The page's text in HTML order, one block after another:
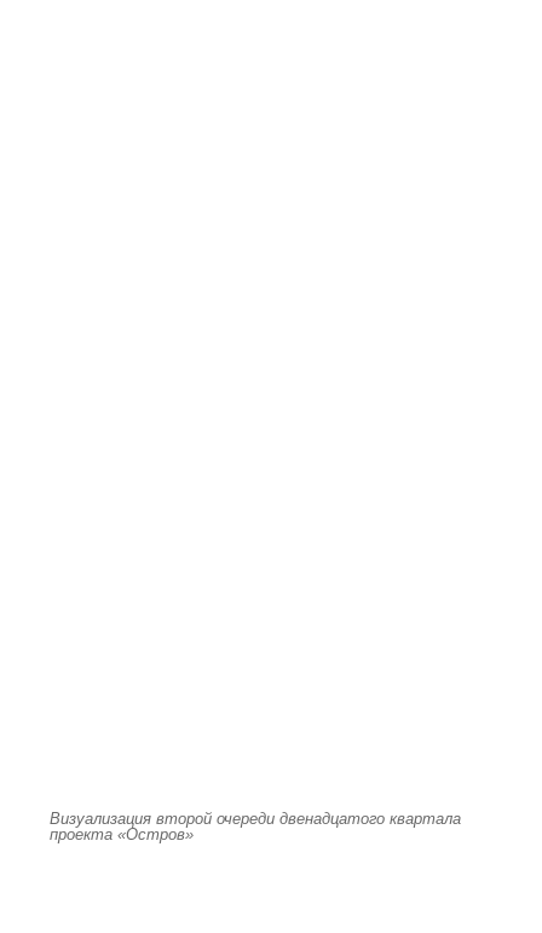
Визуализация второй очереди двенадцатого квартала
проекта «Остров»